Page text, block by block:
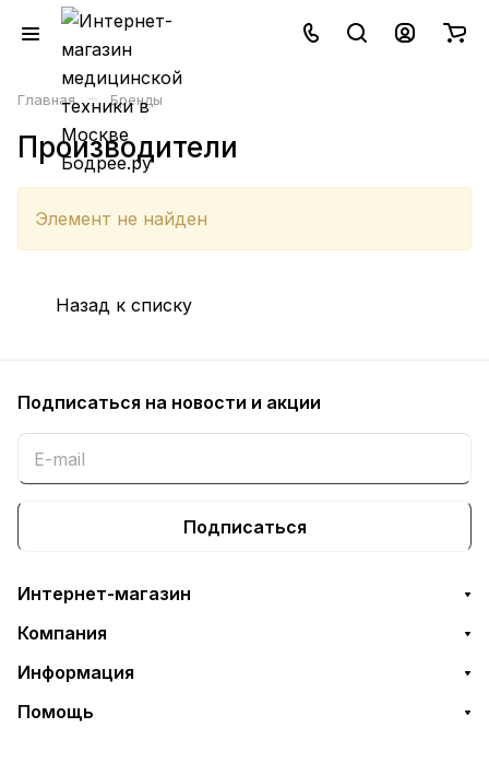
Главная – Бренды
Производители
Элемент не найден
Назад к списку
Подписаться на новости и акции
Подписаться
Интернет-магазин
Компания
Информация
Помощь